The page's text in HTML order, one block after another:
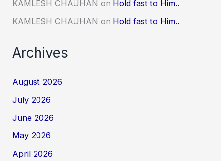
KAMLESH CHAUHAN on Hold fast to Him..
KAMLESH CHAUHAN on Hold fast to Him..
Archives
August 2026
July 2026
June 2026
May 2026
April 2026